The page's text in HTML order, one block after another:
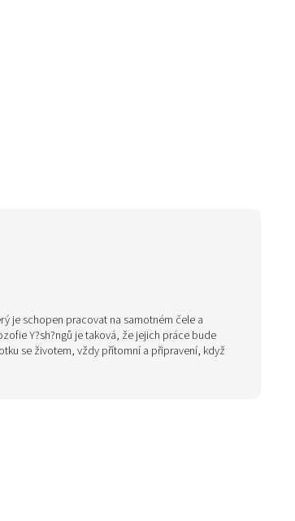
je schopen pracovat na samotném čele a
Y?sh?ngů je taková, že jejich práce bude
se životem, vždy přítomní a připravení, když